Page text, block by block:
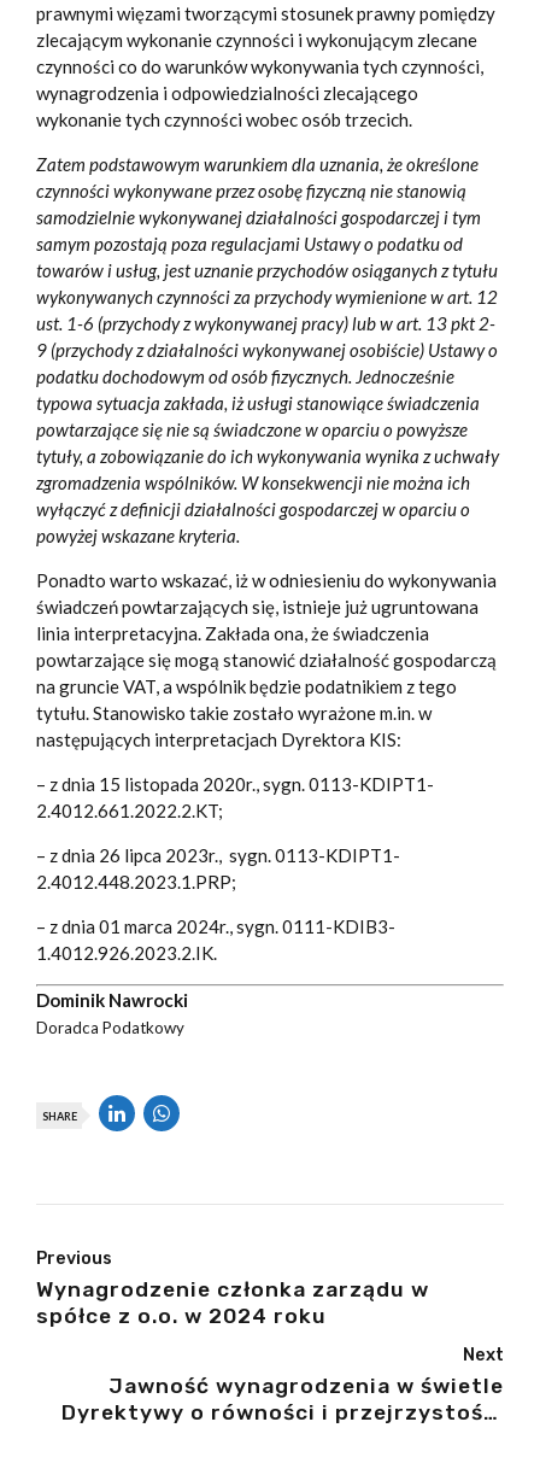
prawnymi więzami tworzącymi stosunek prawny pomiędzy
zlecającym wykonanie czynności i wykonującym zlecane
czynności co do warunków wykonywania tych czynności,
wynagrodzenia i odpowiedzialności zlecającego
wykonanie tych czynności wobec osób trzecich.
Zatem podstawowym warunkiem dla uznania, że określone
czynności wykonywane przez osobę fizyczną nie stanowią
samodzielnie wykonywanej działalności gospodarczej i tym
samym pozostają poza regulacjami Ustawy o podatku od
towarów i usług, jest uznanie przychodów osiąganych z tytułu
wykonywanych czynności za przychody wymienione w art. 12
ust. 1-6 (przychody z wykonywanej pracy) lub w art. 13 pkt 2-
9 (przychody z działalności wykonywanej osobiście) Ustawy o
podatku dochodowym od osób fizycznych. Jednocześnie
typowa sytuacja zakłada, iż usługi stanowiące świadczenia
powtarzające się nie są świadczone w oparciu o powyższe
tytuły, a zobowiązanie do ich wykonywania wynika z uchwały
zgromadzenia wspólników. W konsekwencji nie można ich
wyłączyć z definicji działalności gospodarczej w oparciu o
powyżej wskazane kryteria.
Ponadto warto wskazać, iż w odniesieniu do wykonywania
świadczeń powtarzających się, istnieje już ugruntowana
linia interpretacyjna. Zakłada ona, że świadczenia
powtarzające się mogą stanowić działalność gospodarczą
na gruncie VAT, a wspólnik będzie podatnikiem z tego
tytułu. Stanowisko takie zostało wyrażone m.in. w
następujących interpretacjach Dyrektora KIS:
– z dnia 15 listopada 2020r., sygn. 0113-KDIPT1-
2.4012.661.2022.2.KT;
– z dnia 26 lipca 2023r., sygn. 0113-KDIPT1-
2.4012.448.2023.1.PRP;
– z dnia 01 marca 2024r., sygn. 0111-KDIB3-
1.4012.926.2023.2.IK.
Dominik Nawrocki
Doradca Podatkowy
SHARE
Previous
Wynagrodzenie członka zarządu w
spółce z o.o. w 2024 roku
Next
Jawność wynagrodzenia w świetle
Dyrektywy o równości i przejrzystości